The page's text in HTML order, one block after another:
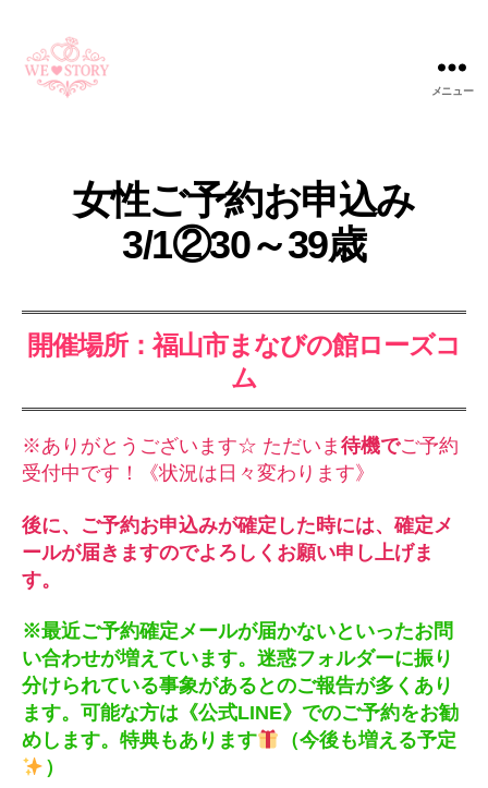
メニュー
女性ご予約お申込み
3/1②30～39歳
開催場所：福山市まなびの館ローズコ
ム
※ありがとうございます☆ ただいま 待機でご予約
受付中です！《状況は日々変わります》
後に、ご予約お申込みが確定した時には、確定メ
ールが届きますのでよろしくお願い申し上げま
す。
※最近ご予約確定メールが届かないといったお問
い合わせが増えています。迷惑フォルダーに振り
分けられている事象があるとのご報告が多くあり
ます。可能な方は《公式LINE》でのご予約をお勧
めします。特典もあります
（今後も増える予定
）